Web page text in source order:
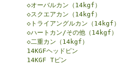
◇オーバルカン（14kgf）
◇スクエアカン（14kgf）
◇トライアングルカン（14kgf）
◇ハートカン/その他（14kgf）
◇二重カン（14kgf）
14KGFヘッドピン
14KGF Tピン